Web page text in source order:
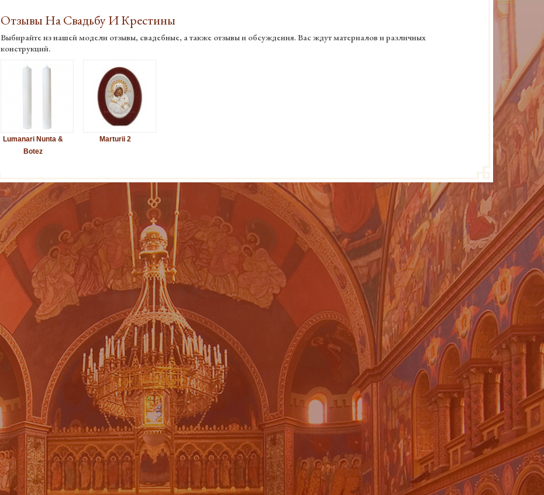
Отзывы На Свадьбу И Крестины
Выбирайте из нашей модели отзывы, свадебные, а также отзывы и обсуждения. Вас ждут материалов и различных
конструкций.
Lumanari Nunta &
Botez
Marturii 2